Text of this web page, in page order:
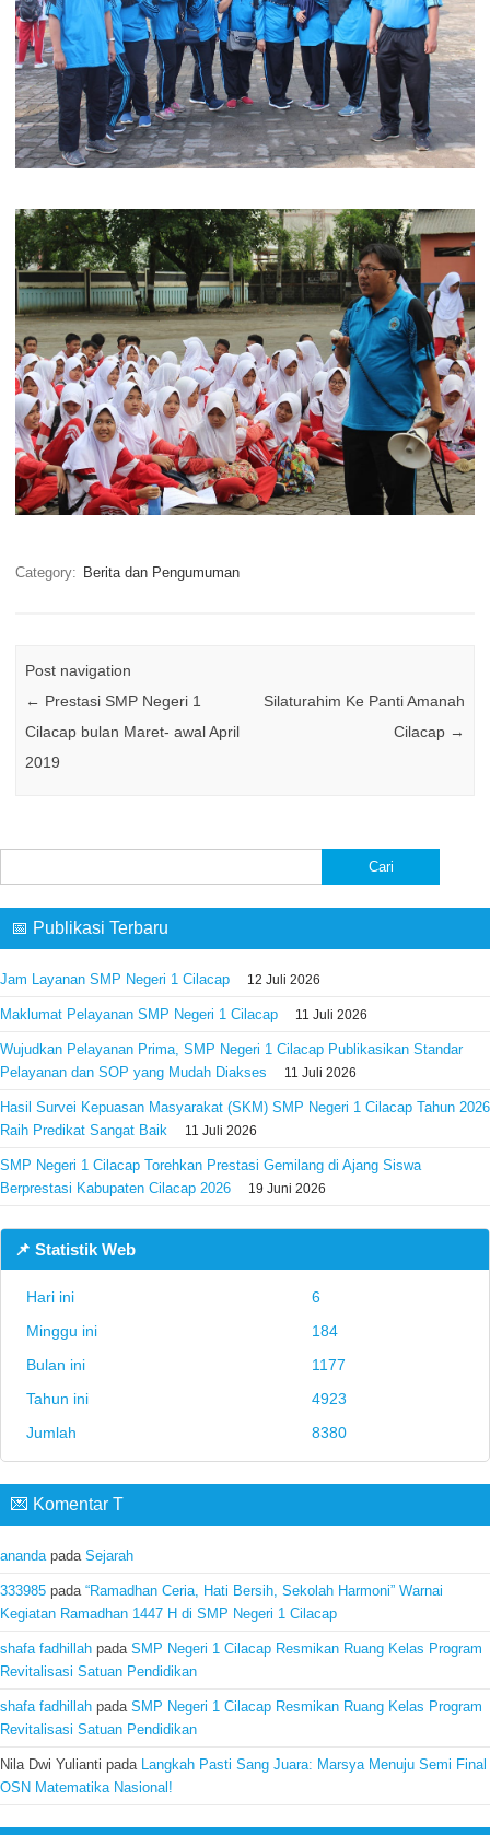
Category: Berita dan Pengumuman
Post navigation
← Prestasi SMP Negeri 1
Cilacap bulan Maret- awal April
2019
Silaturahim Ke Panti Amanah
Cilacap →
untuk:
📅 Publikasi Terbaru
Jam Layanan SMP Negeri 1 Cilacap 12 Juli 2026
Maklumat Pelayanan SMP Negeri 1 Cilacap 11 Juli 2026
Wujudkan Pelayanan Prima, SMP Negeri 1 Cilacap Publikasikan Standar
Pelayanan dan SOP yang Mudah Diakses
11 Juli 2026
Hasil Survei Kepuasan Masyarakat (SKM) SMP Negeri 1 Cilacap Tahun 2026
Raih Predikat Sangat Baik
11 Juli 2026
SMP Negeri 1 Cilacap Torehkan Prestasi Gemilang di Ajang Siswa
Berprestasi Kabupaten Cilacap 2026
19 Juni 2026
📌 Statistik Web
Hari ini
6
Minggu ini
184
Bulan ini
1177
Tahun ini
4923
Jumlah
8380
💌 Komentar T
ananda pada Sejarah
333985 pada “Ramadhan Ceria, Hati Bersih, Sekolah Harmoni” Warnai
Kegiatan Ramadhan 1447 H di SMP Negeri 1 Cilacap
shafa fadhillah pada SMP Negeri 1 Cilacap Resmikan Ruang Kelas Program
Revitalisasi Satuan Pendidikan
shafa fadhillah pada SMP Negeri 1 Cilacap Resmikan Ruang Kelas Program
Revitalisasi Satuan Pendidikan
Nila Dwi Yulianti pada Langkah Pasti Sang Juara: Marsya Menuju Semi Final
OSN Matematika Nasional!